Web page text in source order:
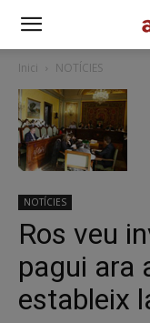
Inici NOTÍCIES
NOTÍCIES
Ros veu
pagui ara
estableix